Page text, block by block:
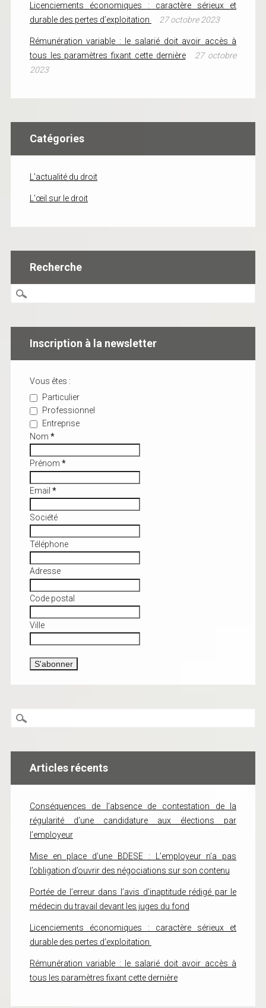
Licenciements économiques : caractère sérieux et
durable des pertes d’exploitation
27 octobre 2023
Rémunération variable : le salarié doit avoir accès à
tous les paramètres fixant cette dernière
27 octobre
2023
Catégories
L'actualité du droit
L'œil sur le droit
Recherche
Inscription à la newsletter
Vous êtes :
Particulier
Professionnel
Entreprise
Nom *
Prénom *
Email *
Société
Téléphone
Adresse
Code postal
Ville
Articles récents
Conséquences de l’absence de contestation de la
régularité d’une candidature aux élections par
l’employeur
Mise en place d’une BDESE : L’employeur n’a pas
l’obligation d’ouvrir des négociations sur son contenu
Portée de l’erreur dans l’avis d’inaptitude rédigé par le
médecin du travail devant les juges du fond
Licenciements économiques : caractère sérieux et
durable des pertes d’exploitation
Rémunération variable : le salarié doit avoir accès à
tous les paramètres fixant cette dernière